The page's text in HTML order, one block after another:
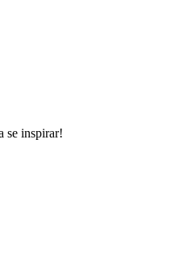
se inspirar!